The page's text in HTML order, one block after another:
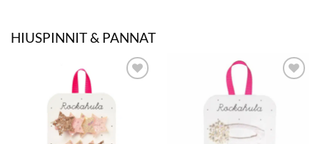
HIUSPINNIT & PANNAT
SUOSIKKEIHIN
LISÄÄ
SUOSIKKEIHIN